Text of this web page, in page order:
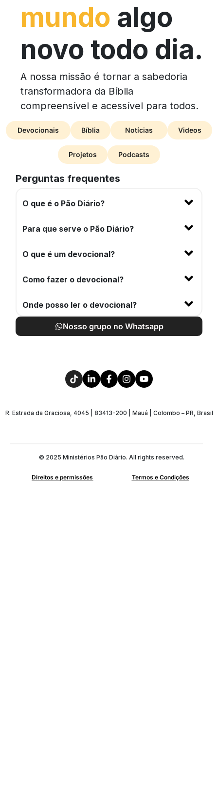
mundo algo
novo todo dia.
A nossa missão é tornar a sabedoria
transformadora da Bíblia
compreensível e acessível para todos.
Devocionais Bíblia Notícias Videos
Projetos Podcasts
Perguntas frequentes
O que é o Pão Diário?
Para que serve o Pão Diário?
O que é um devocional?
Como fazer o devocional?
Onde posso ler o devocional?
Nosso grupo no Whatsapp
R. Estrada da Graciosa, 4045 | 83413-200 | Mauá | Colombo – PR, Brasil
© 2025 Ministérios Pão Diário. All rights reserved.
Direitos e permissões Termos e Condições